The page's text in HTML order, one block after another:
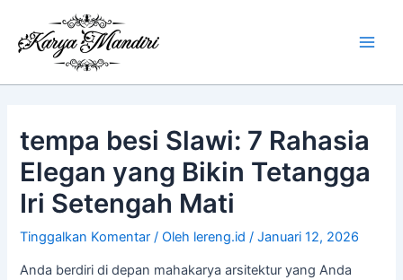
konten
tempa besi Slawi: 7 Rahasia
Elegan yang Bikin Tetangga
Iri Setengah Mati
Tinggalkan Komentar / Oleh lereng.id/Januari 12, 2026
Anda berdiri di depan mahakarya arsitektur yang Anda